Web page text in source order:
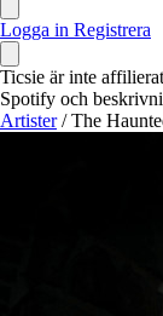
Logga in Registrera
Ticsie är inte
Spotify och
Artister / The